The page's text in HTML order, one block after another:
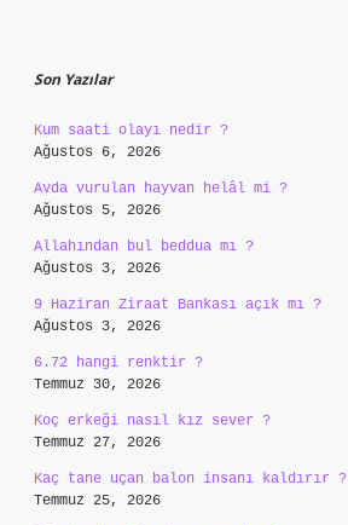
Son Yazılar
Kum saati olayı nedir ?
Ağustos 6, 2026
Avda vurulan hayvan helâl mi ?
Ağustos 5, 2026
Allahından bul beddua mı ?
Ağustos 3, 2026
9 Haziran Ziraat Bankası açık mı ?
Ağustos 3, 2026
6.72 hangi renktir ?
Temmuz 30, 2026
Koç erkeği nasıl kız sever ?
Temmuz 27, 2026
Kaç tane uçan balon insanı kaldırır ?
Temmuz 25, 2026